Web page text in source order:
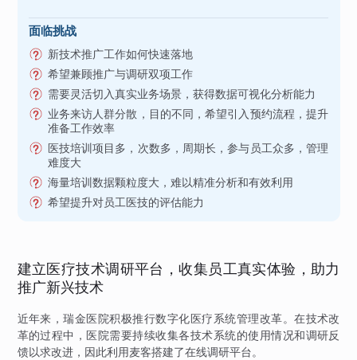
面临挑战
新技术推广工作如何快速落地
希望兼顾推广与调研双项工作
需要灵活切入真实业务场景，获得数据可视化分析能力
业务来访人群分散，目的不同，希望引入预约流程，提升
准备工作效率
医技培训项目多，次数多，周期长，参与员工众多，管理
难度大
海量培训数据颗粒度大，难以精准分析和有效利用
希望提升对员工医技的评估能力
建立医疗技术调研平台，收集员工真实体验，助力
推广新兴技术
近年来，瑞金医院积极推行数字化医疗系统管理改革。在技术改
革的过程中，医院需要持续收集各技术系统的使用情况和调研反
馈以求改进，因此利用麦客搭建了在线调研平台。